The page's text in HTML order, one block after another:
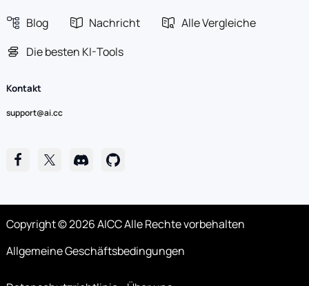
Blog Nachricht
Alle Vergleiche
Die besten KI-Tools
Kontakt
support@ai.cc
Copyright © 2026 AICC Alle Rechte vorbehalten
Allgemeine Geschäftsbedingungen